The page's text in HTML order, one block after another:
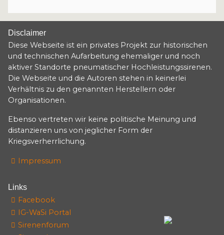
Disclaimer
Diese Webseite ist ein privates Projekt zur historischen
und technischen Aufarbeitung ehemaliger und noch
aktiver Standorte pneumatischer Hochleistungssirenen.
Die Webseite und die Autoren stehen in keinerlei
Verhältnis zu den genannten Herstellern oder
Organisationen.
Ebenso vertreten wir keine politische Meinung und
distanzieren uns von jeglicher Form der
Kriegsverherrlichung.
Impressum
Links
Facebook
IG-WaSi Portal
Sirenenforum